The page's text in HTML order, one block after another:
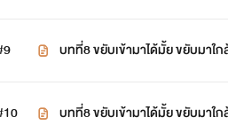
บทที่8 ขยับเข้ามาได้มั้ย ขยับมาใ
บทที่8 ขยับเข้ามาได้มั้ย ขยับมาใ